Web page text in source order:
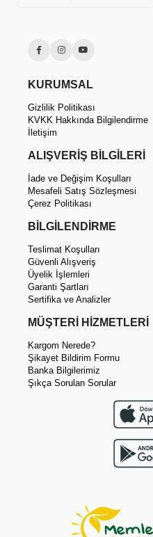
KURUMSAL
Gizlilik Politikası
KVKK Hakkında Bilgilendirme
İletişim
ALIŞVERİŞ BİLGİLERİ
İade ve Değişim Koşulları
Mesafeli Satış Sözleşmesi
Çerez Politikası
BİLGİLENDİRME
Teslimat Koşulları
Güvenli Alışveriş
Üyelik İşlemleri
Garanti Şartları
Sertifika ve Analizler
MÜŞTERİ HİZMETLERİ
Kargom Nerede?
Şikayet Bildirim Formu
Banka Bilgilerimiz
Şıkça Sorulan Sorular